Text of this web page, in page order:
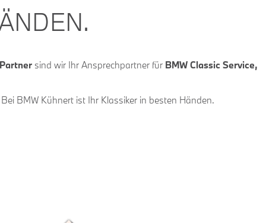
sind wir Ihr Ansprechpartner für BMW Classic Service,
BMW Kühnert ist Ihr Klassiker in besten Händen.